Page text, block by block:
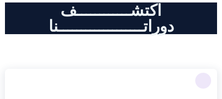
اكتشــــــــــــف
دوراتـــــــــــــــــــنا